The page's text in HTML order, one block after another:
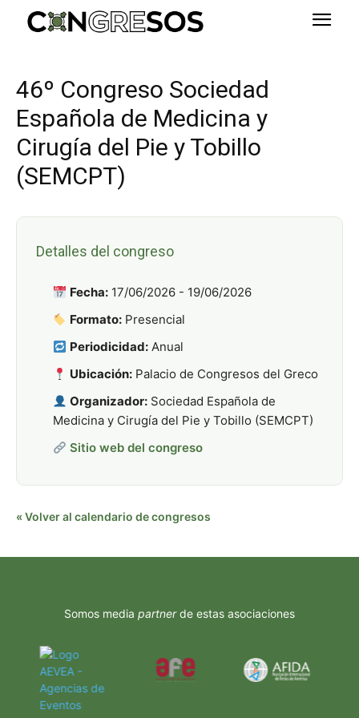
46º Congreso Sociedad
Española de Medicina y
Cirugía del Pie y Tobillo
(SEMCPT)
Detalles del congreso
Fecha: 17/06/2026 - 19/06/2026
Formato: Presencial
Periodicidad: Anual
Ubicación: Palacio de Congresos del Greco
Organizador: Sociedad Española de
Medicina y Cirugía del Pie y Tobillo (SEMCPT)
Sitio web del congreso
« Volver al calendario de congresos
Somos media partnerde estas asociaciones